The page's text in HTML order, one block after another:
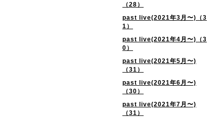
（28）
past live(2021年3月〜)（3
1）
past live(2021年4月〜)（3
0）
past live(2021年5月〜)
（31）
past live(2021年6月〜)
（30）
past live(2021年7月〜)
（31）